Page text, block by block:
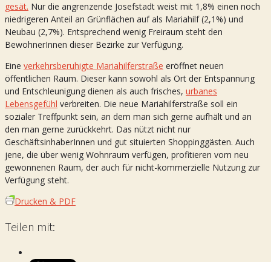
gesät. Nur die angrenzende Josefstadt weist mit 1,8% einen noch
niedrigeren Anteil an Grünflächen auf als Mariahilf (2,1%) und
Neubau (2,7%). Entsprechend wenig Freiraum steht den
BewohnerInnen dieser Bezirke zur Verfügung.
Eine verkehrsberuhigte Mariahilferstraße eröffnet neuen
öffentlichen Raum. Dieser kann sowohl als Ort der Entspannung
und Entschleunigung dienen als auch frisches, urbanes
Lebensgefühl verbreiten. Die neue Mariahilferstraße soll ein
sozialer Treffpunkt sein, an dem man sich gerne aufhält und an
den man gerne zurückkehrt. Das nützt nicht nur
GeschäftsinhaberInnen und gut situierten Shoppinggästen. Auch
jene, die über wenig Wohnraum verfügen, profitieren vom neu
gewonnenen Raum, der auch für nicht-kommerzielle Nutzung zur
Verfügung steht.
Drucken & PDF
Teilen mit: